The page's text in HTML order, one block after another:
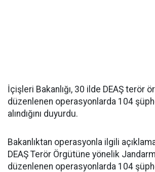
İçişleri Bakanlığı, 30 ilde DEAŞ terör
düzenlenen operasyonlarda 104
alındığını duyurdu.
Bakanlıktan operasyonla ilgili
DEAŞ Terör Örgütüne yönelik
düzenlenen operasyonlarda 104